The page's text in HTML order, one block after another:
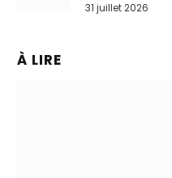
31 juillet 2026
À LIRE